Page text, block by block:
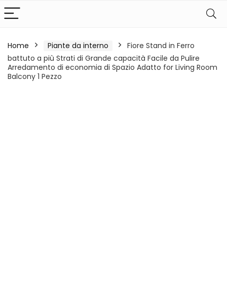
Home Piante da interno
Fiore Stand in Ferro
battuto a più Strati di Grande capacità Facile da Pulire
Arredamento di economia di Spazio Adatto for Living Room
Balcony 1 Pezzo